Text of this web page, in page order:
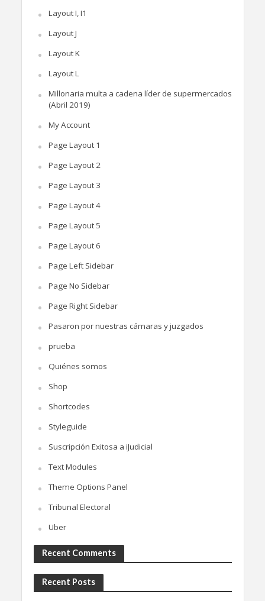
Layout I, I1
Layout J
Layout K
Layout L
Millonaria multa a cadena líder de supermercados
(Abril 2019)
My Account
Page Layout 1
Page Layout 2
Page Layout 3
Page Layout 4
Page Layout 5
Page Layout 6
Page Left Sidebar
Page No Sidebar
Page Right Sidebar
Pasaron por nuestras cámaras y juzgados
prueba
Quiénes somos
Shop
Shortcodes
Styleguide
Suscripción Exitosa a iJudicial
Text Modules
Theme Options Panel
Tribunal Electoral
Uber
Recent Comments
Recent Posts